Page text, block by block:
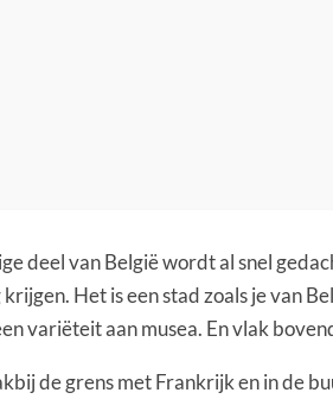
deel van België wordt al snel
Het is een stad zoals je van
variëteit aan musea. En vlak
de grens met Frankrijk en in de